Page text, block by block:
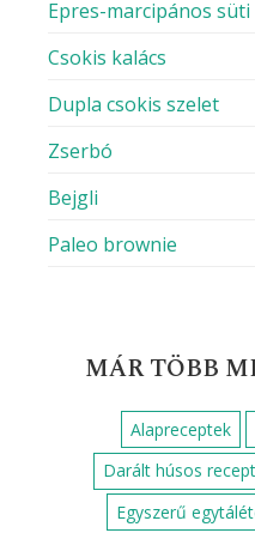
Epres-marcipános süti
Csokis kalács
Dupla csokis szelet
Zserbó
Bejgli
Paleo brownie
MÁR TÖBB
Alapreceptek
Darált húsos
Egyszerű